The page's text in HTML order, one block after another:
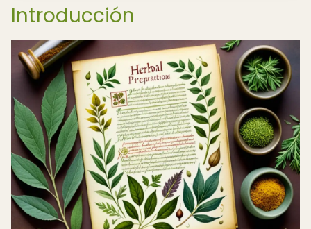
Introducción